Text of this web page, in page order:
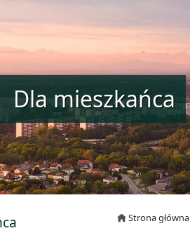
Dla mieszkańca
Strona główna